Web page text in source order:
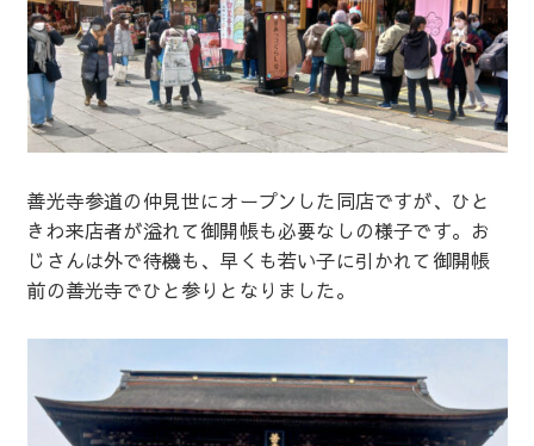
善光寺参道の仲見世にオープンした同店ですが、ひと
きわ来店者が溢れて御開帳も必要なしの様子です。お
じさんは外で待機も、早くも若い子に引かれて御開帳
前の善光寺でひと参りとなりました。